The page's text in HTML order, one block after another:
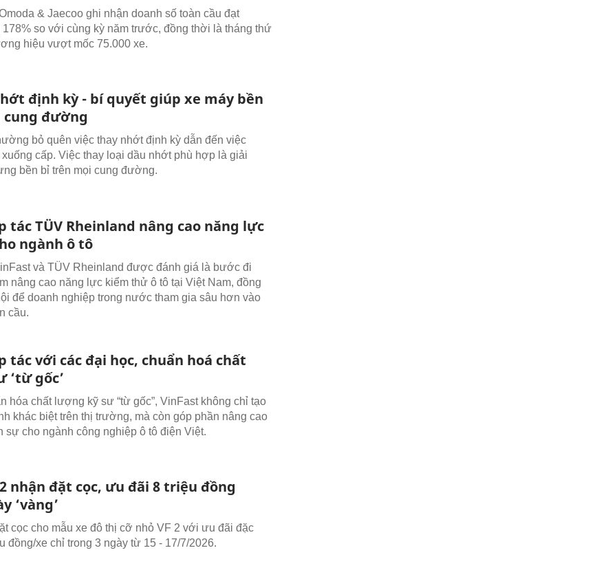
& Jaecoo ghi nhận doanh số toàn cầu đạt
178% so với cùng kỳ năm trước, đồng thời là tháng thứ
hiệu vượt mốc 75.000 xe.
định kỳ - bí quyết giúp xe máy bền
đường
bỏ quên việc thay nhớt định kỳ dẫn đến việc
cấp. Việc thay loại dầu nhớt phù hợp là giải
bền bỉ trên mọi cung đường.
tác TÜV Rheinland nâng cao năng lực
ngành ô tô
và TÜV Rheinland được đánh giá là bước đi
nâng cao năng lực kiểm thử ô tô tại Việt Nam, đồng
để doanh nghiệp trong nước tham gia sâu hơn vào
cầu.
tác với các đại học, chuẩn hoá chất
‘từ gốc’
hóa chất lượng kỹ sư “từ gốc”, VinFast không chỉ tạo
khác biệt trên thị trường, mà còn góp phần nâng cao
sự cho ngành công nghiệp ô tô điện Việt.
nhận đặt cọc, ưu đãi 8 triệu đồng
‘vàng’
cọc cho mẫu xe đô thị cỡ nhỏ VF 2 với ưu đãi đặc
đồng/xe chỉ trong 3 ngày từ 15 - 17/7/2026.